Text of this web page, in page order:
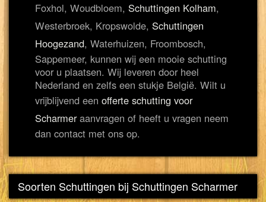
Foxhol, Woudbloem, Schuttingen Kolham,
Westerbroek, Kropswolde, Schuttingen
Hoogezand, Waterhuizen, Froombosch,
Sappemeer, kunnen wij een mooie schutting
voor u plaatsen. Wij leveren door heel
Nederland en zelfs een stukje België. Wilt u
vrijblijvend een offerte schutting voor
Scharmeraanvragen of heeft u vragen neem
dan contact met ons op.
Soorten Schuttingen bij Schuttingen Scharmer